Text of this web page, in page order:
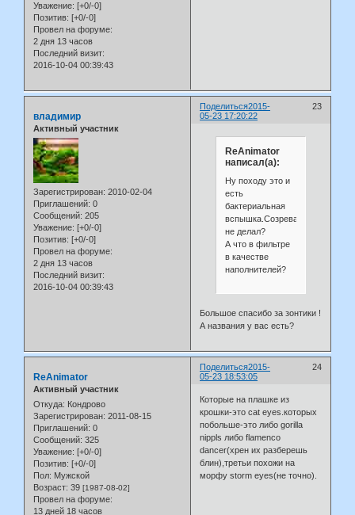
Уважение: [+0/-0]
Позитив: [+0/-0]
Провел на форуме:
2 дня 13 часов
Последний визит:
2016-10-04 00:39:43
Поделиться 23
2015-
05-23 17:20:22
владимир
Активный участник
Зарегистрирован: 2010-02-04
Приглашений: 0
Сообщений: 205
Уважение: [+0/-0]
Позитив: [+0/-0]
Провел на форуме:
2 дня 13 часов
Последний визит:
2016-10-04 00:39:43
ReAnimator
написал(а):
Ну походу это и
есть
бактериальная
вспышка.Созревание.Тесты
не делал?
А что в фильтре
в качестве
наполнителей?
Большое спасибо за зонтики !
А названия у вас есть?
Поделиться 24
2015-
05-23 18:53:05
ReAnimator
Активный участник
Откуда: Кондрово
Зарегистрирован: 2011-08-15
Приглашений: 0
Сообщений: 325
Уважение: [+0/-0]
Позитив: [+0/-0]
Пол: Мужской
Возраст: 39 [1987-08-02]
Провел на форуме:
13 дней 18 часов
Которые на плашке из
крошки-это cat eyes.которых
побольше-это либо gorilla
nippls либо flamenco
dancer(хрен их разберешь
блин),третьи похожи на
морфу storm eyes(не точно).